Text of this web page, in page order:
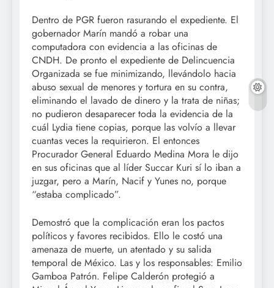
Dentro de PGR fueron rasurando el expediente. El
gobernador Marín mandó a robar una
computadora con evidencia a las oficinas de
CNDH. De pronto el expediente de Delincuencia
Organizada se fue minimizando, llevándolo hacia
abuso sexual de menores y tortura en su contra,
eliminando el lavado de dinero y la trata de niñas;
no pudieron desaparecer toda la evidencia de la
cuál Lydia tiene copias, porque las volvío a llevar
cuantas veces la requirieron. El entonces
Procurador General Eduardo Medina Mora le dijo
en sus oficinas que al líder Succar Kuri sí lo iban a
juzgar, pero a Marín, Nacif y Yunes no, porque
“estaba complicado”.
Demostró que la complicación eran los pactos
políticos y favores recibidos. Ello le costó una
amenaza de muerte, un atentado y su salida
temporal de México. Las y los responsables: Emilio
Gamboa Patrón. Felipe Calderón protegió a